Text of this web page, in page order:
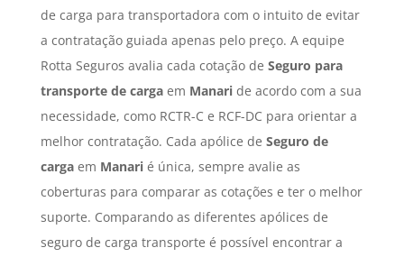
de carga para transportadora com o intuito de evitar
a contratação guiada apenas pelo preço. A equipe
Rotta Seguros avalia cada cotação de Seguro para
transporte de cargaem Manaride acordo com a sua
necessidade, como RCTR-C e RCF-DC para orientar a
melhor contratação. Cada apólice de Seguro de
cargaem Manarié única, sempre avalie as
coberturas para comparar as cotações e ter o melhor
suporte. Comparando as diferentes apólices de
seguro de carga transporte é possível encontrar a